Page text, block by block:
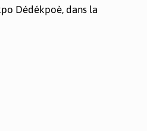
Dédékpoè, dans la